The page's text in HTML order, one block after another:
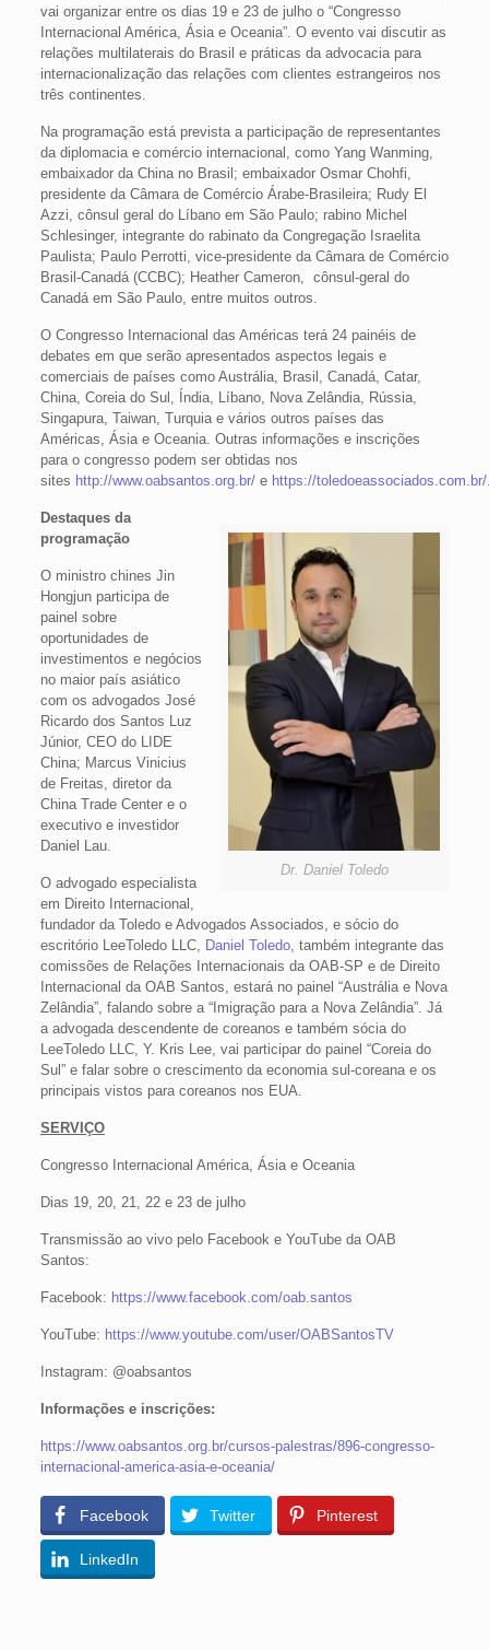
vai organizar entre os dias 19 e 23 de julho o “Congresso
Internacional América, Ásia e Oceania”. O evento vai discutir as
relações multilaterais do Brasil e práticas da advocacia para
internacionalização das relações com clientes estrangeiros nos
três continentes.
Na programação está prevista a participação de representantes
da diplomacia e comércio internacional, como Yang Wanming,
embaixador da China no Brasil; embaixador Osmar Chohfi,
presidente da Câmara de Comércio Árabe-Brasileira; Rudy El
Azzi, cônsul geral do Líbano em São Paulo; rabino Michel
Schlesinger, integrante do rabinato da Congregação Israelita
Paulista; Paulo Perrotti, vice-presidente da Câmara de Comércio
Brasil-Canadá (CCBC); Heather Cameron, cônsul-geral do
Canadá em São Paulo, entre muitos outros.
O Congresso Internacional das Américas terá 24 painéis de
debates em que serão apresentados aspectos legais e
comerciais de países como Austrália, Brasil, Canadá, Catar,
China, Coreia do Sul, Índia, Líbano, Nova Zelândia, Rússia,
Singapura, Taiwan, Turquia e vários outros países das
Américas, Ásia e Oceania. Outras informações e inscrições
para o congresso podem ser obtidas nos
sites http://www.oabsantos.org.br/e https://toledoeassociados.com.br/
Dr. Daniel Toledo
Destaques da
programação
O ministro chines Jin
Hongjun participa de
painel sobre
oportunidades de
investimentos e negócios
no maior país asiático
com os advogados José
Ricardo dos Santos Luz
Júnior, CEO do LIDE
China; Marcus Vinicius
de Freitas, diretor da
China Trade Center e o
executivo e investidor
Daniel Lau.
O advogado especialista
em Direito Internacional,
fundador da Toledo e Advogados Associados, e sócio do
escritório LeeToledo LLC, Daniel Toledo, também integrante das
comissões de Relações Internacionais da OAB-SP e de Direito
Internacional da OAB Santos, estará no painel “Austrália e Nova
Zelândia”, falando sobre a “Imigração para a Nova Zelândia”. Já
a advogada descendente de coreanos e também sócia do
LeeToledo LLC, Y. Kris Lee, vai participar do painel “Coreia do
Sul” e falar sobre o crescimento da economia sul-coreana e os
principais vistos para coreanos nos EUA.
SERVIÇO
Congresso Internacional América, Ásia e Oceania
Dias 19, 20, 21, 22 e 23 de julho
Transmissão ao vivo pelo Facebook e YouTube da OAB
Santos:
Facebook: https://www.facebook.com/oab.santos
YouTube: https://www.youtube.com/user/OABSantosTV
Instagram: @oabsantos
Informações e inscrições:
https://www.oabsantos.org.br/cursos-palestras/896-congresso-
internacional-america-asia-e-oceania/
Facebook Twitter Pinterest
LinkedIn